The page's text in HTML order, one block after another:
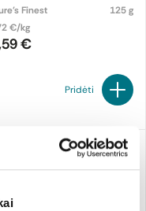
Finest
125 g
€/kg
€
Pridėti